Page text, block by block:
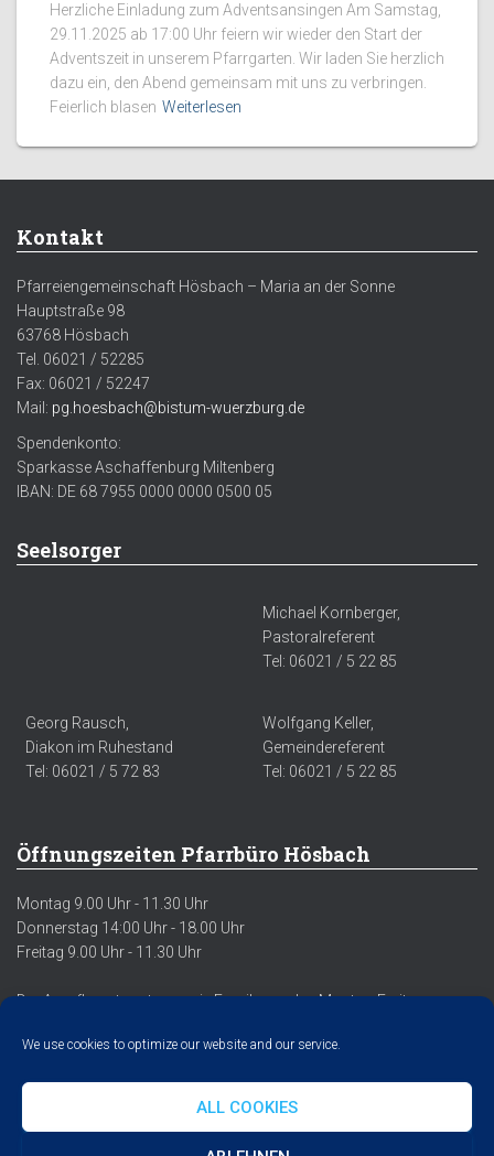
We use cookies to optimize our website and our service.
ALL COOKIES
Herzliche Einladung zum Adventsansingen Am Samstag,
29.11.2025 ab 17:00 Uhr feiern wir wieder den Start der
Adventszeit in unserem Pfarrgarten. Wir laden Sie herzlich
dazu ein, den Abend gemeinsam mit uns zu verbringen.
Feierlich blasen Weiterlesen
Kontakt
Pfarreiengemeinschaft Hösbach – Maria an der Sonne
Hauptstraße 98
63768 Hösbach
Tel. 06021 / 52285
Fax: 06021 / 52247
Mail: pg.hoesbach@bistum-wuerzburg.de
Spendenkonto:
Sparkasse Aschaffenburg Miltenberg
IBAN: DE 68 7955 0000 0000 0500 05
Seelsorger
Michael Kornberger,
Pastoralreferent
Tel: 06021 / 5 22 85
Georg Rausch,
Diakon im Ruhestand
Tel: 06021 / 5 72 83
Wolfgang Keller,
Gemeindereferent
Tel: 06021 / 5 22 85
Öffnungszeiten Pfarrbüro Hösbach
Montag 9.00 Uhr - 11.30 Uhr
Donnerstag 14:00 Uhr - 18.00 Uhr
Freitag 9.00 Uhr - 11.30 Uhr
Der Anrufbeantworter sowie Emails werden Montag-Freitag
DATENSCHUTZERKLÄRUNG IMPRESSUM COOKIE POLICY